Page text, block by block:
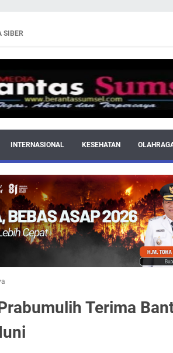
SIBER
INTERNASIONAL KESEHATAN
Terima